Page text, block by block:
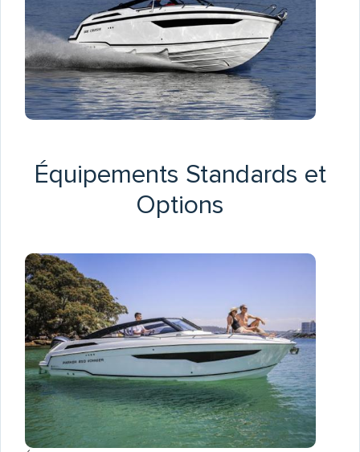
Équipements Standards et
Options